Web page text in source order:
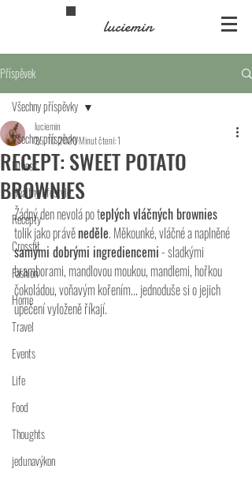
luciemin
Příspěvek
Všechny příspěvky
Fitness
Healthy lifestyle
Recepty
Crossfit
Fashion
Home
Travel
Events
Life
Food
Thoughts
jedunavýkon
Všechny příspěvky
RECEPT: SWEET POTATO
BROWNIES
luciemin
25. 10. 2020Minut čtení: 1
Žádný den nevolá po teplých vláčných brownies
tolik jako právě neděle. Měkounké, vláčné a naplněné
samými dobrými ingrediencemi - sladkými
bramborami, mandlovou moukou, mandlemi, hořkou
čokoládou, voňavým kořením... jednoduše si o jejich
upečení vyloženě říkají.